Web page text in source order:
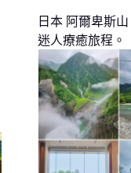
日本 阿爾卑斯
迷人療癒旅程。